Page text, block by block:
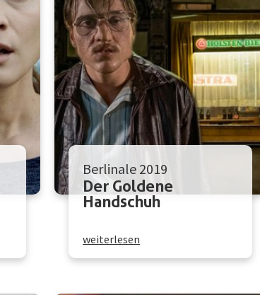
Berlinale 2019
Der Goldene
Handschuh
weiterlesen